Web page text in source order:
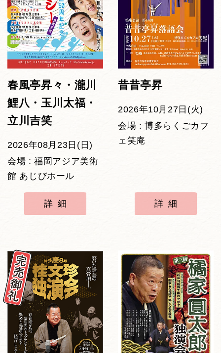
春風亭昇々・瀧川
鯉八・玉川太福・
立川吉笑
2026年08月23日(日)
会場 : 福岡アジア美術
館 あじびホール
詳細
昔昔亭昇
2026年10月27日(火)
会場 : 博多らくごカフ
ェ笑庵
詳細